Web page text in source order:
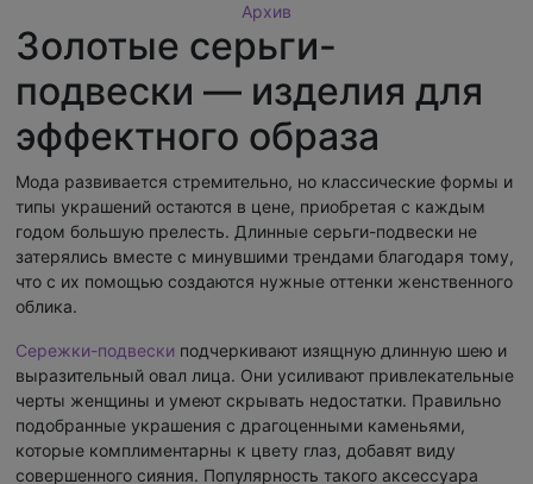
Архив
Золотые серьги-
подвески — изделия для
эффектного образа
Мода развивается стремительно, но классические формы и
типы украшений остаются в цене, приобретая с каждым
годом большую прелесть. Длинные серьги-подвески не
затерялись вместе с минувшими трендами благодаря тому,
что с их помощью создаются нужные оттенки женственного
облика.
Сережки-подвески подчеркивают изящную длинную шею и
выразительный овал лица. Они усиливают привлекательные
черты женщины и умеют скрывать недостатки. Правильно
подобранные украшения с драгоценными каменьями,
которые комплиментарны к цвету глаз, добавят виду
совершенного сияния. Популярность такого аксессуара